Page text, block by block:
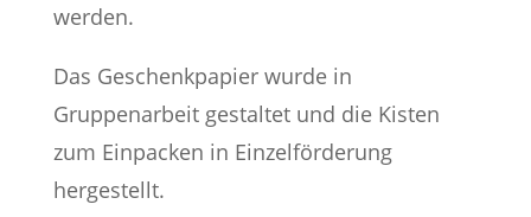
werden.
Das Geschenkpapier wurde in
Gruppenarbeit gestaltet und die Kisten
zum Einpacken in Einzelförderung
hergestellt.